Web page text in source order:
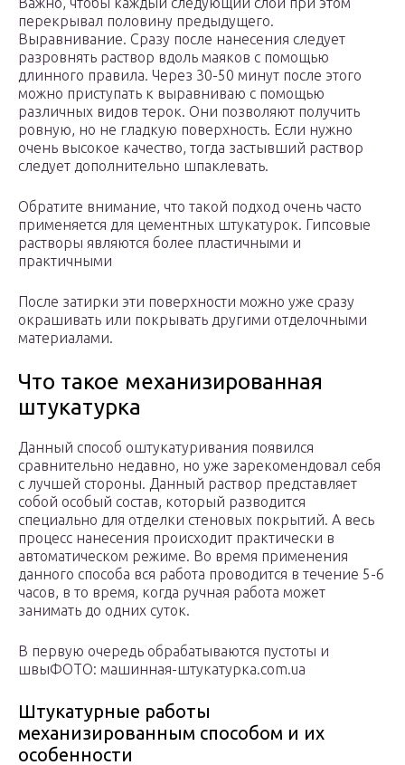
перекрывал половину предыдущего.
Выравнивание. Сразу после нанесения следует
разровнять раствор вдоль маяков с помощью
длинного правила. Через 30-50 минут после этого
можно приступать к выравниваю с помощью
различных видов терок. Они позволяют получить
ровную, но не гладкую поверхность. Если нужно
очень высокое качество, тогда застывший раствор
следует дополнительно шпаклевать.
Обратите внимание, что такой подход очень часто
применяется для цементных штукатурок. Гипсовые
растворы являются более пластичными и
практичными
После затирки эти поверхности можно уже сразу
окрашивать или покрывать другими отделочными
материалами.
Что такое механизированная
штукатурка
Данный способ оштукатуривания появился
сравнительно недавно, но уже зарекомендовал себя
с лучшей стороны. Данный раствор представляет
собой особый состав, который разводится
специально для отделки стеновых покрытий. А весь
процесс нанесения происходит практически в
автоматическом режиме. Во время применения
данного способа вся работа проводится в течение 5-6
часов, в то время, когда ручная работа может
занимать до одних суток.
В первую очередь обрабатываются пустоты и
швыФОТО: машинная-штукатурка.com.ua
Штукатурные работы
механизированным способом и их
особенности